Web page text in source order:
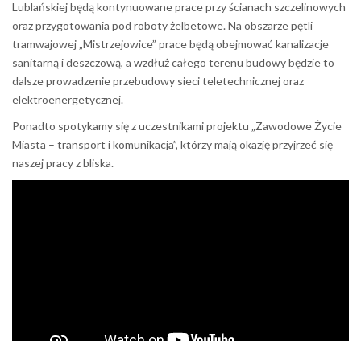
Lublańskiej będą kontynuowane prace przy ścianach szczelinowych
oraz przygotowania pod roboty żelbetowe. Na obszarze pętli
tramwajowej „Mistrzejowice” prace będą obejmować kanalizacje
sanitarną i deszczową, a wzdłuż całego terenu budowy będzie to
dalsze prowadzenie przebudowy sieci teletechnicznej oraz
elektroenergetycznej.
Ponadto spotykamy się z uczestnikami projektu „Zawodowe Życie
Miasta – transport i komunikacja”, którzy mają okazję przyjrzeć się
naszej pracy z bliska.